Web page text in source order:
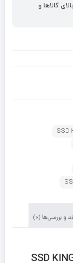
کالاها و
و بررسی‌ها (0)